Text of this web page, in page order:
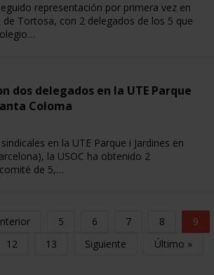
representación por primera vez en
de Tortosa, con 2 delegados de los 5 que
dos delegados en la UTE Parque
Coloma
en la UTE Parque i Jardines en
la USOC ha obtenido 2
de 5,…
5 6 7 8
9
12 13 Siguiente Último »